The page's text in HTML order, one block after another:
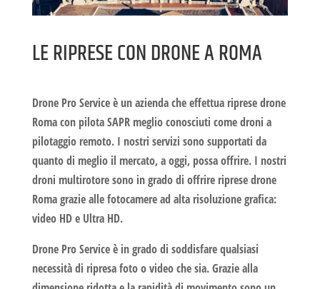
LE RIPRESE CON DRONE A ROMA
Drone Pro Service è un azienda che effettua riprese drone
Romacon pilota SAPR meglio conosciuti come droni a
pilotaggio remoto. I nostri servizi sono supportati da
quanto di meglio il mercato, a oggi, possa offrire. I nostri
droni multirotore sono in grado di offrire riprese drone
Romagrazie alle fotocamere ad alta risoluzione grafica:
video HD e Ultra HD.
Drone Pro Service è in grado di soddisfare qualsiasi
necessità di ripresa foto o video che sia. Grazie alla